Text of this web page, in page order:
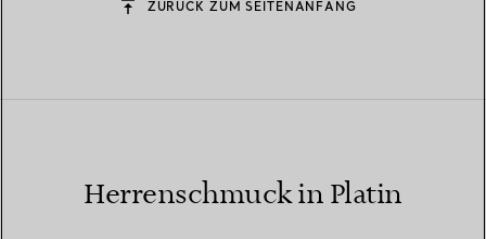
ZURÜCK ZUM SEITENANFANG
Herrenschmuck in Platin